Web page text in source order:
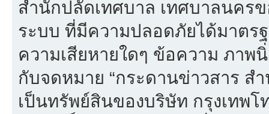
สำนักปลัดเทศบาล เทศบาลนคร
ระบบ ที่มีความปลอดภัยได้มาตร
ความเสียหายใดๆ ข้อความ ภาพ
กับจดหมาย “กระดานข่าวสาร ส
เป็นทรัพย์สินของบริษัท กรุงเทพ